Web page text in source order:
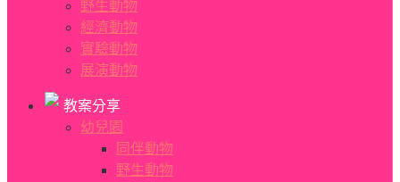
野生動物
經濟動物
實驗動物
展演動物
教案分享
幼兒園
同伴動物
野生動物